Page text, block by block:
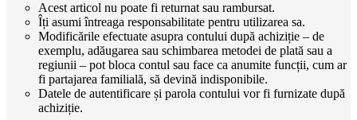
Acest articol nu poate fi returnat sau rambursat.
Îți asumi întreaga responsabilitate pentru utilizarea sa.
Modificările efectuate asupra contului după achiziție – de
exemplu, adăugarea sau schimbarea metodei de plată sau a
regiunii – pot bloca contul sau face ca anumite funcții, cum ar
fi partajarea familială, să devină indisponibile.
Datele de autentificare și parola contului vor fi furnizate după
achiziție.